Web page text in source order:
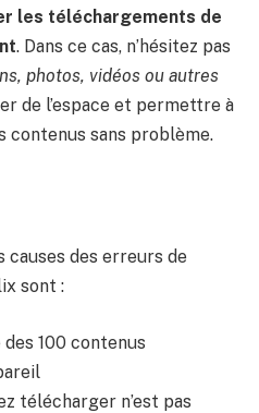
les téléchargements de
. Dans ce cas, n’hésitez pas
photos, vidéos ou autres
de l’espace et permettre à
sans problème.
causes des erreurs de
sont :
100 contenus
télécharger n’est pas